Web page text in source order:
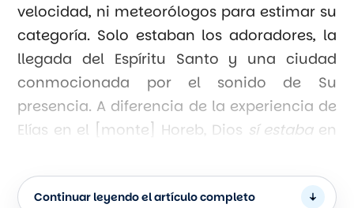
velocidad, ni meteorólogos para estimar su
categoría. Solo estaban los adoradores, la
llegada del Espíritu Santo y una ciudad
conmocionada por el sonido de Su
presencia. A diferencia de la experiencia de
Elías en el [monte] Horeb, Dios sí estabaen
apacible. Era el Dios Todopoderoso
anunciando a voz en cuello al mundo
Continuar leyendo el artículo completo